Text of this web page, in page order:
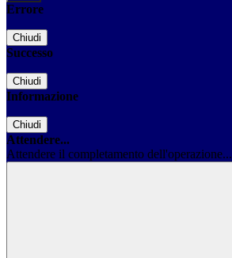
Errore
Chiudi
Successo
Chiudi
Informazione
Chiudi
Attendere...
Attendere il completamento dell'operazione...